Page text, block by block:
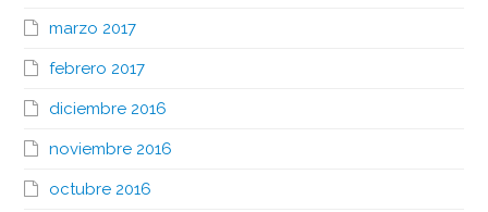
marzo 2017
febrero 2017
diciembre 2016
noviembre 2016
octubre 2016